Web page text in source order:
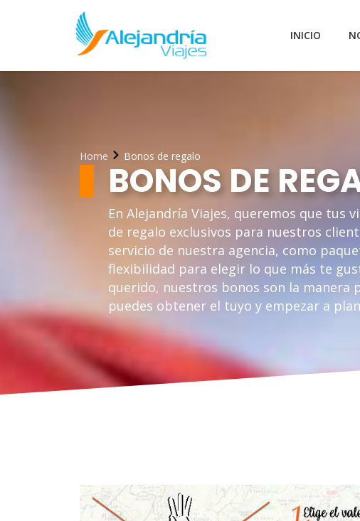
INICIO
Home Bonos de regalo
BONOS DE
En Alejandría Viajes, queremos que tus
de regalo exclusivos para nuestros
servicio de nuestra agencia, como
flexibilidad para elegir lo que más te
querido, nuestros bonos son la manera
puedes obtener el tuyo y empezar a